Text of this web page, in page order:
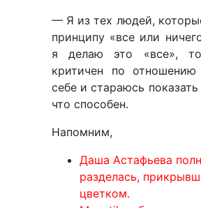
— Я из тех людей,
принципу «все или
я делаю это «все»,
критичен по
себе и стараюсь
что способен.
Напомним,
Даша Астафьева
разделась,
цветком.